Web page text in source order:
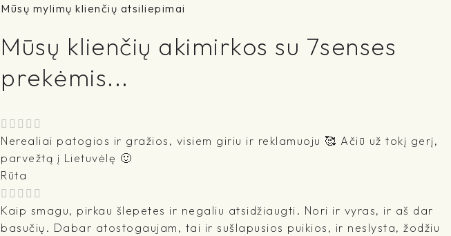
Mūsų mylimų klienčių atsiliepimai
Mūsų klienčių akimirkos su 7senses
prekėmis...
Nerealiai patogios ir gražios, visiem giriu ir reklamuoju 🥰 Ačiū už tokį gerį,
parvežtą į Lietuvėlę 🙂
Rūta
Kaip smagu, pirkau šlepetes ir negaliu atsidžiaugti. Nori ir vyras, ir aš dar
basučių. Dabar atostogaujam, tai ir sušlapusios puikios, ir neslysta, žodžiu